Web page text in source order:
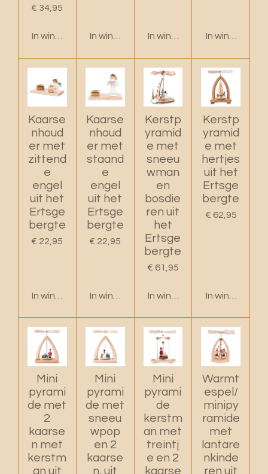
€ 34,95
In winkelwagenIn winkelwagenIn winkelwagen
In
Kaarse
nhoud
er met
zittend
e
engel
uit het
Ertsge
bergte
€ 22,95
In winkelwagen
Kaarse
nhoud
er met
staand
e
engel
uit het
Ertsge
bergte
€ 22,95
In winkelwagen
Kerstp
yramid
e met
sneeu
wman
en
bosdie
ren uit
het
Ertsge
bergte
€ 61,95
In winkelwagen
Kerstp
yramid
e met
hertjes
uit het
Ertsge
bergte
€ 62,95
In
Mini
pyrami
de met
2
kaarse
n met
kerstm
an uit
Mini
pyrami
de met
sneeu
wpop
en 2
kaarse
n, uit
Mini
pyrami
de
kerstm
an met
treintj
e en 2
kaarse
Warmt
espel/
minipy
ramide
met
lantare
nkinde
ren uit